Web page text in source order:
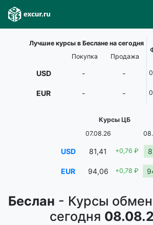
Беслан - Курсы
сегодня
Лучшие курсы в Беслане на сегодня
Покупка
Продажа
USD - -
EUR - -
Курсы ЦБ
07.08.26
USD 81,41 +0,76 ₽
EUR 94,06 +0,78 ₽